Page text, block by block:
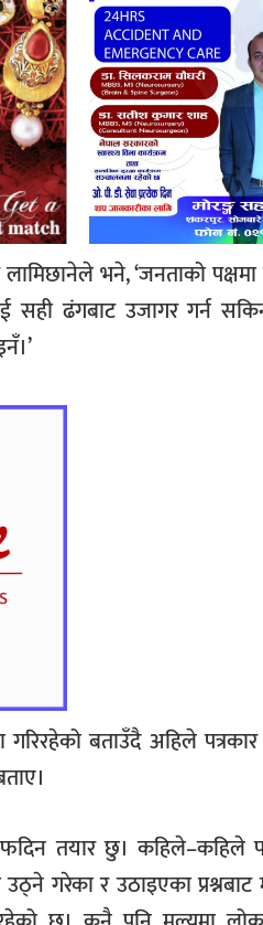
भने, ‘जनताको पक्षमा
सही ढंगबाट उजागर गर्न
बताउँदै अहिले
तयार छु। कहिले–कहिले
गरेका र उठाइएका